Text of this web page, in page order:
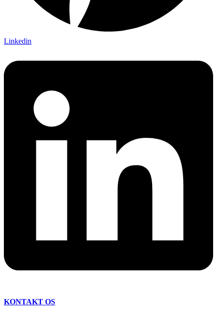
Linkedin
KONTAKT OS